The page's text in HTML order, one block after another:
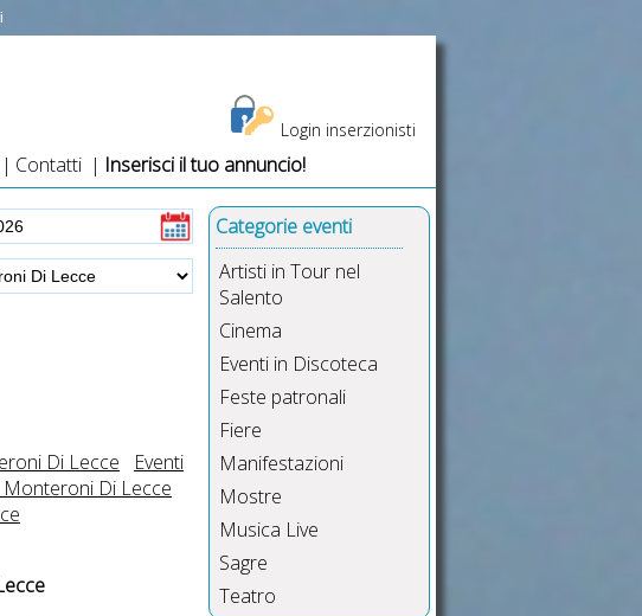
Login inserzionisti
| Contatti | Inserisci il tuo annuncio!
Di Lecce
Di Lecce
Eventi
Monteroni Di Lecce
Categorie eventi
Artisti in Tour nel
Salento
Cinema
Eventi in Discoteca
Feste patronali
Fiere
Manifestazioni
Mostre
Musica Live
Sagre
Teatro